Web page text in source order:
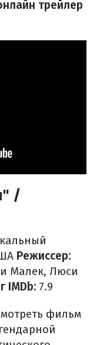
трейлер
/
Режиссер:
Малек, Люси
IMDb: 7.9
фильм